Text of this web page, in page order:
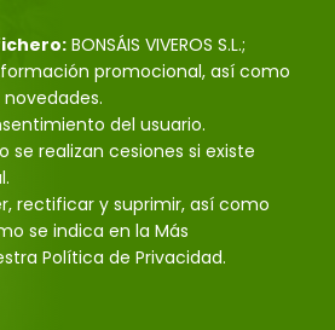
BONSÁIS VIVEROS S.L.;
promocional, así como
del usuario.
se realizan cesiones si existe
rectificar y suprimir, así como
se indica en la Más
Política de Privacidad.